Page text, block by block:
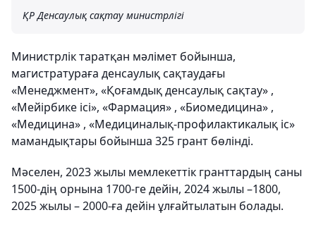
ҚР Денсаулық сақтау министрлігі
Министрлік таратқан мәлімет бойынша,
магистратураға денсаулық сақтаудағы
«Менеджмент», «Қоғамдық денсаулық сақтау» ,
«Мейірбике ісі», «Фармация» , «Биомедицина» ,
«Медицина» , «Медициналық-профилактикалық іс»
мамандықтары бойынша 325 грант бөлінді.
Мәселен, 2023 жылы мемлекеттік гранттардың саны
1500-дің орнына 1700-ге дейін, 2024 жылы –1800,
2025 жылы – 2000-ға дейін ұлғайтылатын болады.